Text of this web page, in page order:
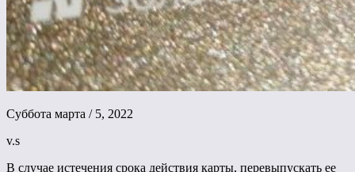
Суббота марта / 5, 2022
v.s
В случае истечения срока действия карты, перевыпускать ее